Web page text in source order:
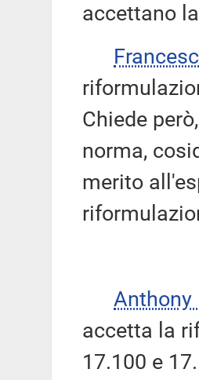
accettano
Chiede
norma,
merito
Anthony
accetta la
17.100 e